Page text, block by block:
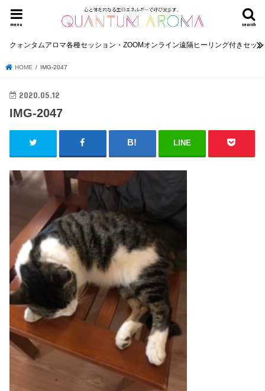
search
menu
クォンタムアロマ各種セッション・ZOOMオンライン遠隔ヒーリング付きセッ
HOME IMG-2047
2020.05.12
IMG-2047
LINE